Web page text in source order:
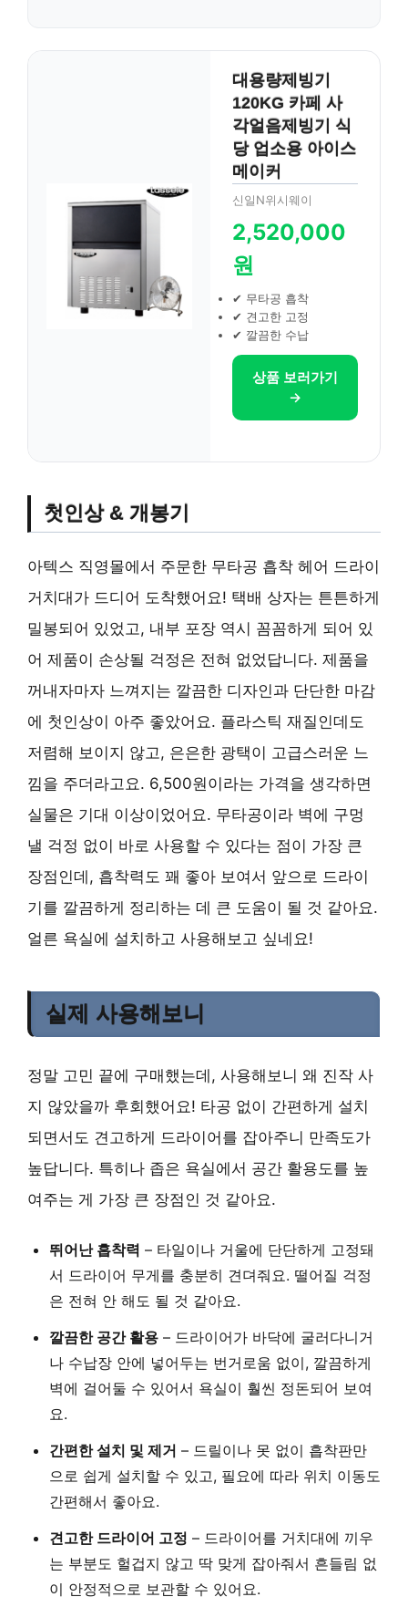
대용량제빙기
120KG 카페 사
각얼음제빙기 식
당 업소용 아이스
메이커
신일N위시웨이
2,520,000
원
✔ 무타공 흡착
✔ 견고한 고정
✔ 깔끔한 수납
상품 보러가기
→
첫인상 & 개봉기
아텍스 직영몰에서 주문한 무타공 흡착 헤어 드라이
거치대가 드디어 도착했어요! 택배 상자는 튼튼하게
밀봉되어 있었고, 내부 포장 역시 꼼꼼하게 되어 있
어 제품이 손상될 걱정은 전혀 없었답니다. 제품을
꺼내자마자 느껴지는 깔끔한 디자인과 단단한 마감
에 첫인상이 아주 좋았어요. 플라스틱 재질인데도
저렴해 보이지 않고, 은은한 광택이 고급스러운 느
낌을 주더라고요. 6,500원이라는 가격을 생각하면
실물은 기대 이상이었어요. 무타공이라 벽에 구멍
낼 걱정 없이 바로 사용할 수 있다는 점이 가장 큰
장점인데, 흡착력도 꽤 좋아 보여서 앞으로 드라이
기를 깔끔하게 정리하는 데 큰 도움이 될 것 같아요.
얼른 욕실에 설치하고 사용해보고 싶네요!
실제 사용해보니
정말 고민 끝에 구매했는데, 사용해보니 왜 진작 사
지 않았을까 후회했어요! 타공 없이 간편하게 설치
되면서도 견고하게 드라이어를 잡아주니 만족도가
높답니다. 특히나 좁은 욕실에서 공간 활용도를 높
여주는 게 가장 큰 장점인 것 같아요.
뛰어난 흡착력 – 타일이나 거울에 단단하게 고정돼
서 드라이어 무게를 충분히 견뎌줘요. 떨어질 걱정
은 전혀 안 해도 될 것 같아요.
깔끔한 공간 활용 – 드라이어가 바닥에 굴러다니거
나 수납장 안에 넣어두는 번거로움 없이, 깔끔하게
벽에 걸어둘 수 있어서 욕실이 훨씬 정돈되어 보여
요.
간편한 설치 및 제거 – 드릴이나 못 없이 흡착판만
으로 쉽게 설치할 수 있고, 필요에 따라 위치 이동도
간편해서 좋아요.
견고한 드라이어 고정 – 드라이어를 거치대에 끼우
는 부분도 헐겁지 않고 딱 맞게 잡아줘서 흔들림 없
이 안정적으로 보관할 수 있어요.